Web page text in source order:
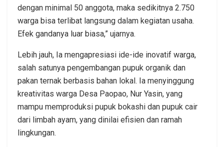
dengan minimal 50 anggota, maka sedikitnya 2.750
warga bisa terlibat langsung dalam kegiatan usaha.
Efek gandanya luar biasa,” ujarnya.
Lebih jauh, Ia mengapresiasi ide-ide inovatif warga,
salah satunya pengembangan pupuk organik dan
pakan ternak berbasis bahan lokal. Ia menyinggung
kreativitas warga Desa Paopao, Nur Yasin, yang
mampu memproduksi pupuk bokashi dan pupuk cair
dari limbah ayam, yang dinilai efisien dan ramah
lingkungan.